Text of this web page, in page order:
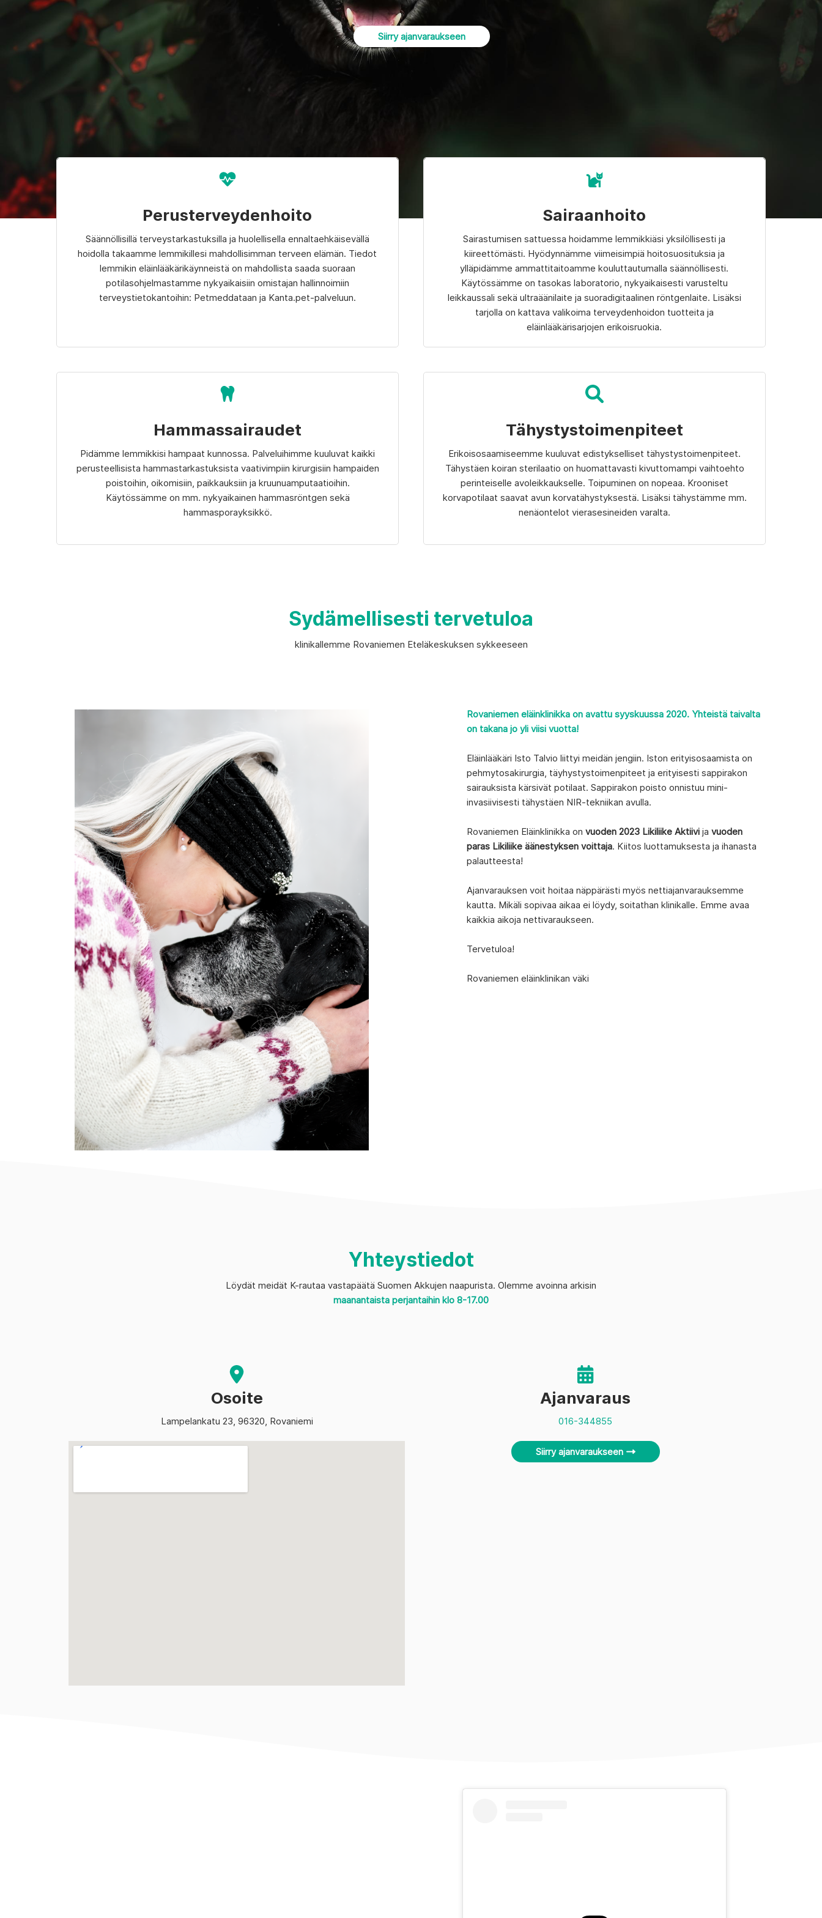
Siirry ajanvaraukseen
Perusterveydenhoito
Säännöllisillä terveystarkastuksilla ja huolellisella ennaltaehkäisevällä
hoidolla takaamme lemmikillesi mahdollisimman terveen elämän. Tiedot
lemmikin eläinlääkärikäynneistä on mahdollista saada suoraan
potilasohjelmastamme nykyaikaisiin omistajan hallinnoimiin
terveystietokantoihin: Petmeddataan ja Kanta.pet-palveluun.
Sairaanhoito
Sairastumisen sattuessa hoidamme lemmikkiäsi yksilöllisesti ja
kiireettömästi. Hyödynnämme viimeisimpiä hoitosuosituksia ja
ylläpidämme ammattitaitoamme kouluttautumalla säännöllisesti.
Käytössämme on tasokas laboratorio, nykyaikaisesti varusteltu
leikkaussali sekä ultraäänilaite ja suoradigitaalinen röntgenlaite. Lisäksi
tarjolla on kattava valikoima terveydenhoidon tuotteita ja
eläinlääkärisarjojen erikoisruokia.
Hammassairaudet
Pidämme lemmikkisi hampaat kunnossa. Palveluihimme kuuluvat kaikki
perusteellisista hammastarkastuksista vaativimpiin kirurgisiin hampaiden
poistoihin, oikomisiin, paikkauksiin ja kruunuamputaatioihin.
Käytössämme on mm. nykyaikainen hammasröntgen sekä
hammasporayksikkö.
Tähystystoimenpiteet
Erikoisosaamiseemme kuuluvat edistykselliset tähystystoimenpiteet.
Tähystäen koiran sterilaatio on huomattavasti kivuttomampi vaihtoehto
perinteiselle avoleikkaukselle. Toipuminen on nopeaa. Krooniset
korvapotilaat saavat avun korvatähystyksestä. Lisäksi tähystämme mm.
nenäontelot vierasesineiden varalta.
Sydämellisesti tervetuloa
klinikallemme Rovaniemen Eteläkeskuksen sykkeeseen
Rovaniemen eläinklinikka on avattu syyskuussa 2020. Yhteistä taivalta
on takana jo yli viisi vuotta!
Eläinlääkäri Isto Talvio liittyi meidän jengiin. Iston erityisosaamista on
pehmytosakirurgia, täyhystystoimenpiteet ja erityisesti sappirakon
sairauksista kärsivät potilaat. Sappirakon poisto onnistuu mini-
invasiivisesti tähystäen NIR-tekniikan avulla.
Rovaniemen Eläinklinikka on vuoden 2023 Likiliike Aktiivija vuoden
paras Likiliike äänestyksen voittaja. Kiitos luottamuksesta ja ihanasta
palautteesta!
Ajanvarauksen voit hoitaa näppärästi myös nettiajanvarauksemme
kautta. Mikäli sopivaa aikaa ei löydy, soitathan klinikalle. Emme avaa
kaikkia aikoja nettivaraukseen.
Tervetuloa!
Rovaniemen eläinklinikan väki
Yhteystiedot
Löydät meidät K-rautaa vastapäätä Suomen Akkujen naapurista. Olemme avoinna arkisin
maanantaista perjantaihin klo 8-17.00
Osoite
Lampelankatu 23, 96320, Rovaniemi
Ajanvaraus
016-344855
Siirry ajanvaraukseen